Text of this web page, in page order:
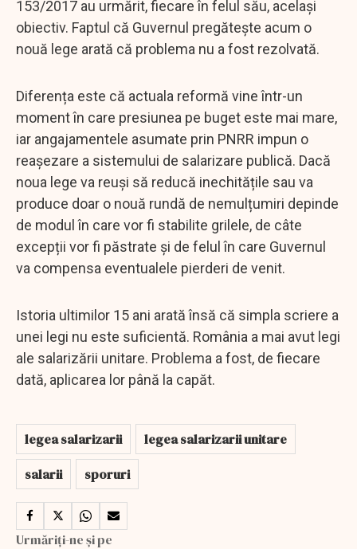
153/2017 au urmărit, fiecare în felul său, același
obiectiv. Faptul că Guvernul pregătește acum o
nouă lege arată că problema nu a fost rezolvată.
Diferența este că actuala reformă vine într-un
moment în care presiunea pe buget este mai mare,
iar angajamentele asumate prin PNRR impun o
reașezare a sistemului de salarizare publică. Dacă
noua lege va reuși să reducă inechitățile sau va
produce doar o nouă rundă de nemulțumiri depinde
de modul în care vor fi stabilite grilele, de câte
excepții vor fi păstrate și de felul în care Guvernul
va compensa eventualele pierderi de venit.
Istoria ultimilor 15 ani arată însă că simpla scriere a
unei legi nu este suficientă. România a mai avut legi
ale salarizării unitare. Problema a fost, de fiecare
dată, aplicarea lor până la capăt.
legea salarizarii
legea salarizarii unitare
salarii
sporuri
Urmăriți-ne și pe